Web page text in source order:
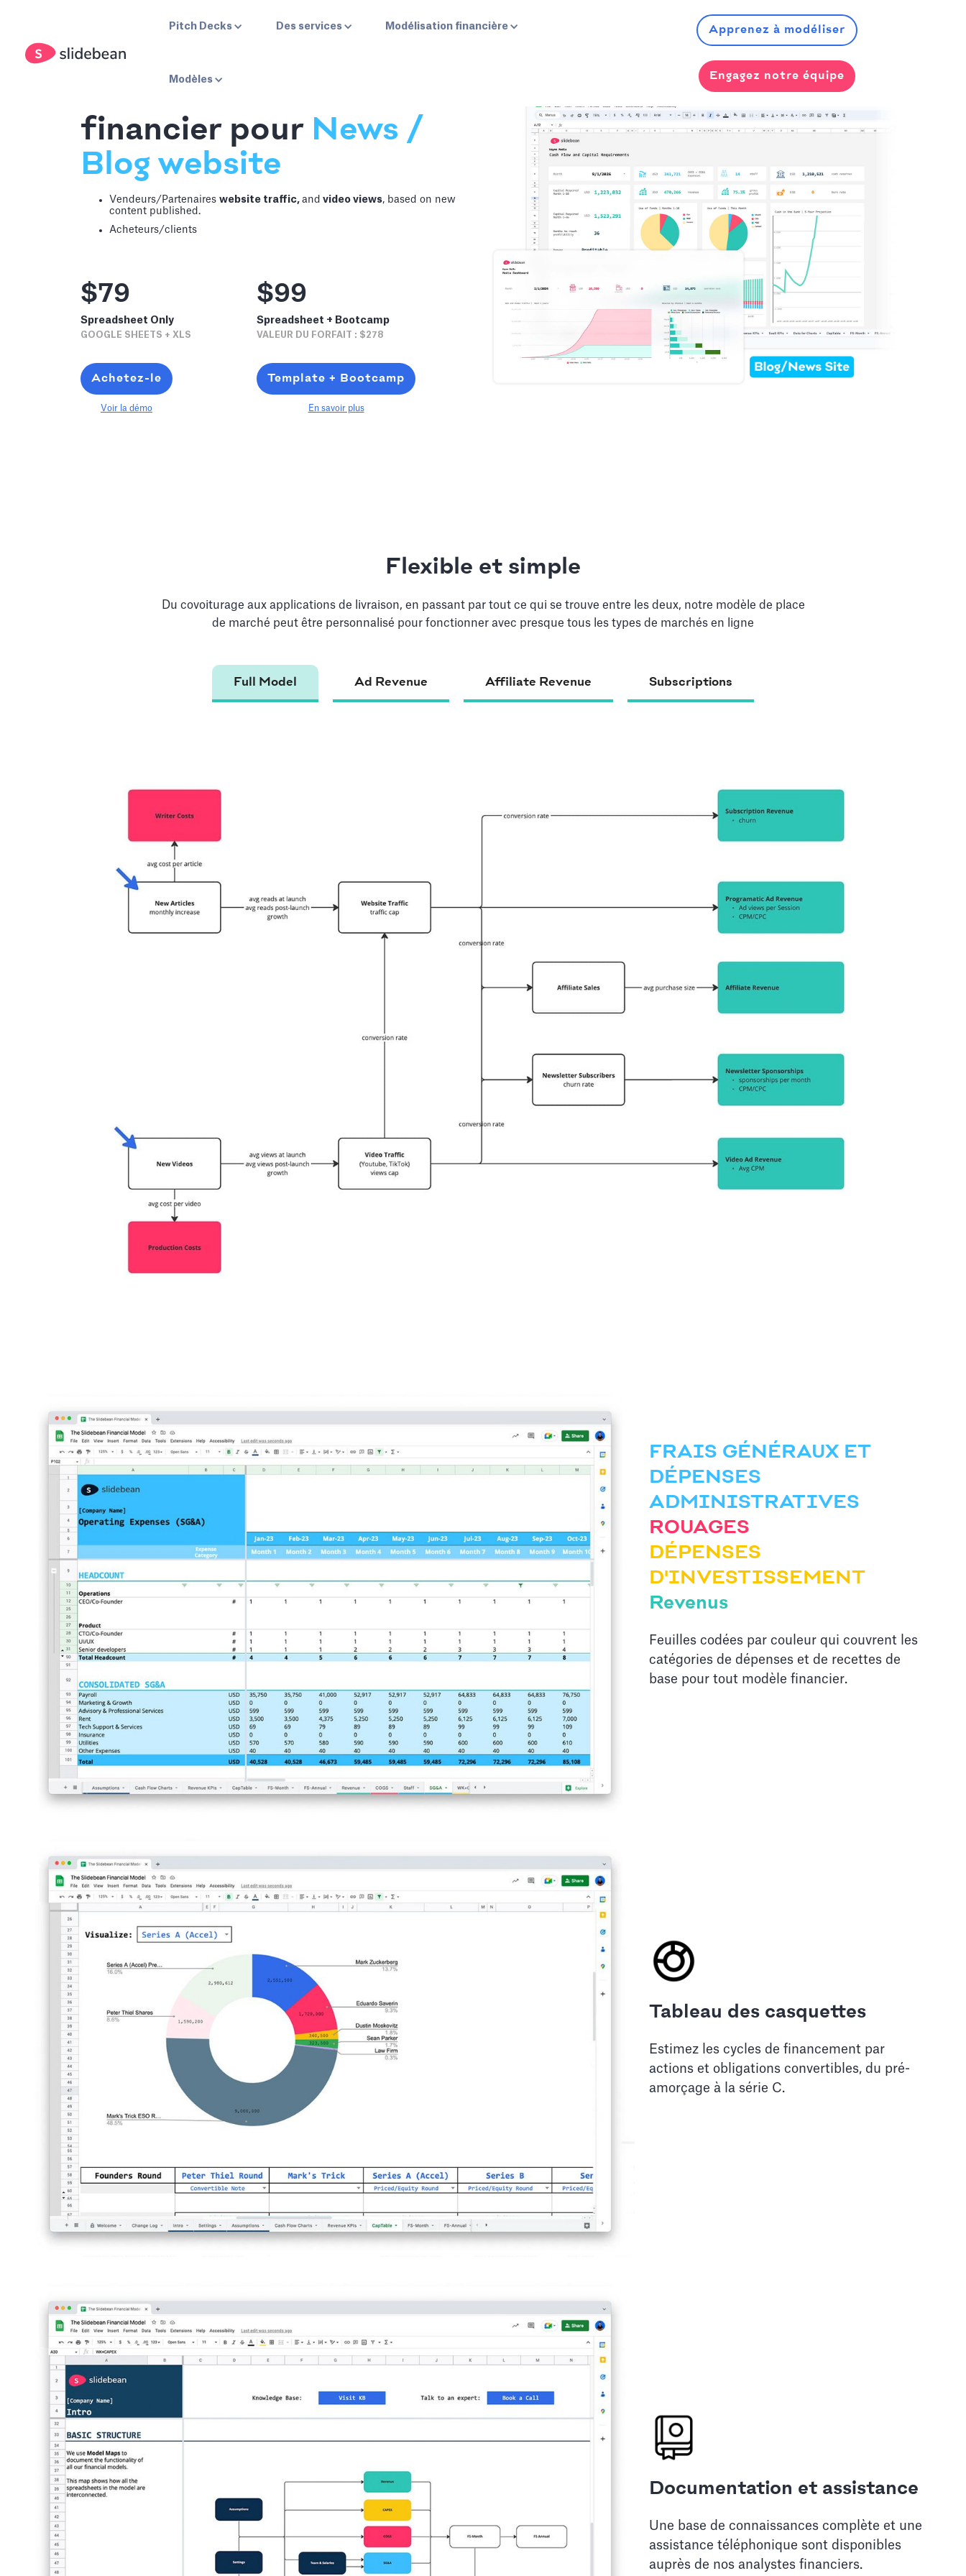
Pitch Decks Des services Modélisation financière
Modèles
Apprenez à modéliser
Engagez notre équipe
financier pour News /
Blog website
Vendeurs/Partenaires website traffic, and video views, based on new
content published.
Acheteurs/clients
$79
Spreadsheet Only
GOOGLE SHEETS + XLS
Achetez-le
Voir la démo
$99
Spreadsheet + Bootcamp
VALEUR DU FORFAIT : $278
Template + Bootcamp
En savoir plus
Flexible et simple
Du covoiturage aux applications de livraison, en passant par tout ce qui se trouve entre les deux, notre modèle de place
de marché peut être personnalisé pour fonctionner avec presque tous les types de marchés en ligne
Full Model Ad Revenue Affiliate Revenue Subscriptions
FRAIS GÉNÉRAUX ET
DÉPENSES
ADMINISTRATIVES
ROUAGES
DÉPENSES
D'INVESTISSEMENT
Revenus
Feuilles codées par couleur qui couvrent les
catégories de dépenses et de recettes de
base pour tout modèle financier.
Tableau des casquettes
Estimez les cycles de financement par
actions et obligations convertibles, du pré-
amorçage à la série C.
Documentation et assistance
Une base de connaissances complète et une
assistance téléphonique sont disponibles
auprès de nos analystes financiers.